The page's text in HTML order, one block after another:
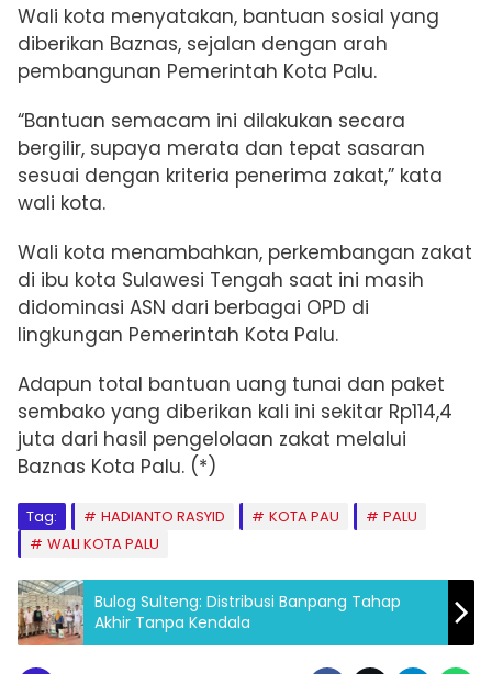
Wali kota menyatakan, bantuan sosial yang
diberikan Baznas, sejalan dengan arah
pembangunan Pemerintah Kota Palu.
“Bantuan semacam ini dilakukan secara
bergilir, supaya merata dan tepat sasaran
sesuai dengan kriteria penerima zakat,” kata
wali kota.
Wali kota menambahkan, perkembangan zakat
di ibu kota Sulawesi Tengah saat ini masih
didominasi ASN dari berbagai OPD di
lingkungan Pemerintah Kota Palu.
Adapun total bantuan uang tunai dan paket
sembako yang diberikan kali ini sekitar Rp114,4
juta dari hasil pengelolaan zakat melalui
Baznas Kota Palu. (*)
Tag: HADIANTO RASYID KOTA PAU
PALU
WALI KOTA PALU
Bulog Sulteng: Distribusi Banpang Tahap
Akhir Tanpa Kendala